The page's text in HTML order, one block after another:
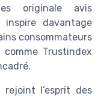
originale avis
davantage
consommateurs
Trustindex
l’esprit des